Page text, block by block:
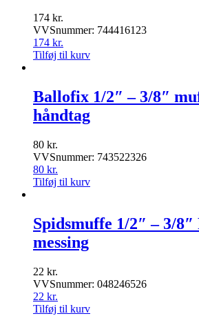
174 kr.
VVSnummer: 744416123
174 kr.
Tilføj til kurv
Ballofix 1/2″ – 3/8″
håndtag
80 kr.
VVSnummer: 743522326
80 kr.
Tilføj til kurv
Spidsmuffe 1/2″ – 3/
messing
22 kr.
VVSnummer: 048246526
22 kr.
Tilføj til kurv